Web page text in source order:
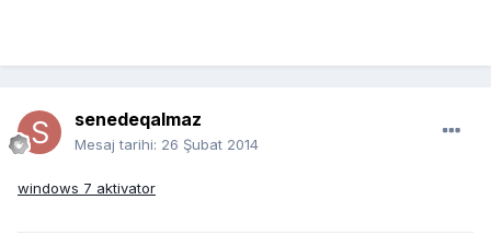
senedeqalmaz
Mesaj tarihi: 26 Şubat 2014
windows 7 aktivator